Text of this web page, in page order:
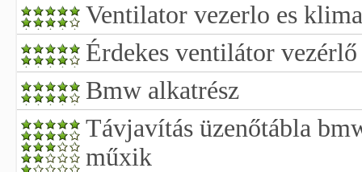
Ventilator vezerlo es
Érdekes ventilátor
Bmw alkatrész
Távjavítás üzenőtábla
műxik